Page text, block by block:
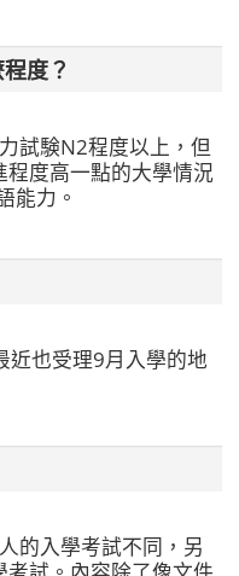
度？
試験N2程度以上，但
度高一點的大學情況
能力。
近也受理9月入學的地
的入學考試不同，另